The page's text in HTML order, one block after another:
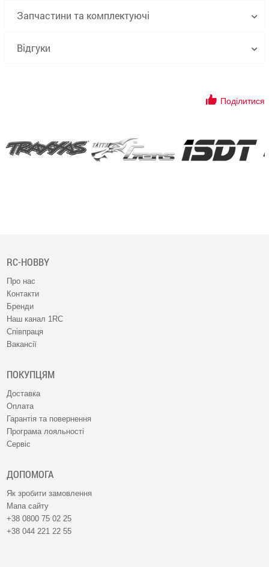
Запчастини та комплектуючі
Відгуки
Поділитися
RC-HOBBY
Про нас
Контакти
Бренди
Наш канал 1RC
Співпраця
Вакансії
ПОКУПЦЯМ
Доставка
Оплата
Гарантія та повернення
Програма лояльності
Сервіс
ДОПОМОГА
Як зробити замовлення
Мапа сайту
+38 0800 75 02 25
+38 044 221 22 55